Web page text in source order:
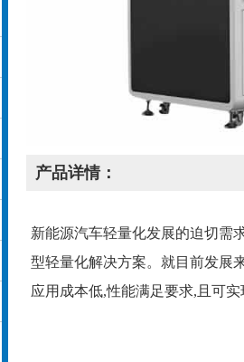
产品详情：
新能源汽车轻量化发展的迫切需
型轻量化解决方案。就目前发
应用成本低,性能满足要求,且可实现